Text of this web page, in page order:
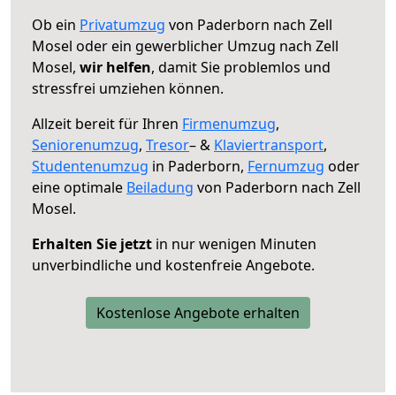
Ob ein Privatumzug von Paderborn nach Zell
Mosel oder ein gewerblicher Umzug nach Zell
Mosel, wir helfen, damit Sie problemlos und
stressfrei umziehen können.
Allzeit bereit für Ihren Firmenumzug,
Seniorenumzug, Tresor– & Klaviertransport,
Studentenumzug in Paderborn, Fernumzug oder
eine optimale Beiladung von Paderborn nach Zell
Mosel.
Erhalten Sie jetzt in nur wenigen Minuten
unverbindliche und kostenfreie Angebote.
Kostenlose Angebote erhalten